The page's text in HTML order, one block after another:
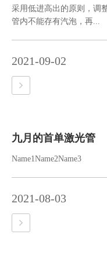
采用低进高出的原则，调
管内不能存有汽泡，再...
2021-09-02
九月的首单激光管
Name1Name2Name3
2021-08-03